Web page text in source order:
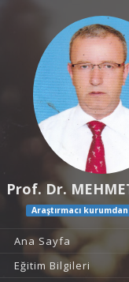
Prof. Dr.
Araştırmacı kurumdan
Ana Sayfa
Eğitim Bilgileri